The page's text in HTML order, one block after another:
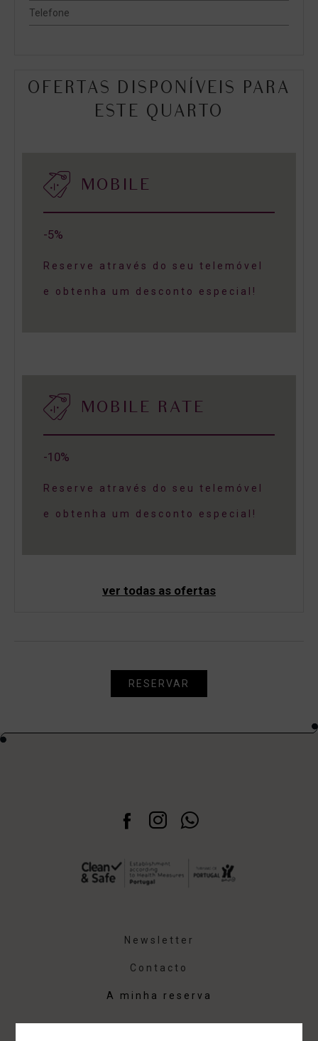
Telefone
OFERTAS DISPONÍVEIS PARA
ESTE QUARTO
MOBILE
-5%
Reserve através do seu telemóvel
e obtenha um desconto especial!
MOBILE RATE
-10%
Reserve através do seu telemóvel
e obtenha um desconto especial!
ver todas as ofertas
RESERVAR
Newsletter
Contacto
A minha reserva